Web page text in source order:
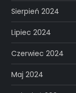
Sierpień 2024
Lipiec 2024
Czerwiec 2024
Maj 2024